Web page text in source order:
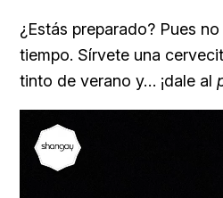
¿Estás preparado? Pues
tiempo. Sírvete una
tinto de verano y… ¡dale al